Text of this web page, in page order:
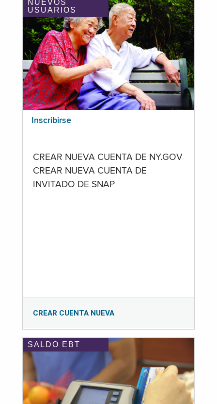
NUEVOS
USUARIOS
Inscribirse
CREAR NUEVA CUENTA DE NY.GOV
CREAR NUEVA CUENTA DE
INVITADO DE SNAP
CREAR CUENTA NUEVA
SALDO EBT